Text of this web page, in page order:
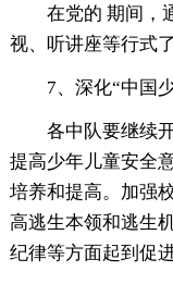
在党的 期间，
视、听讲座等行式
7、深化“中国
各中队要继续
提高少年儿童安全
培养和提高。加强
高逃生本领和逃生
纪律等方面起到促进